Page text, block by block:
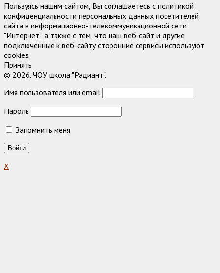
Пользуясь нашим сайтом, Вы соглашаетесь с политикой
конфиденциальности персональных данных посетителей
сайта в информационно-телекоммуникационной сети
"Интернет", а также с тем, что наш веб-сайт и другие
подключенные к веб-сайту сторонние сервисы используют
cookies.
Принять
© 2026. ЧОУ школа "Радиант".
Имя пользователя или email
Пароль
Запомнить меня
X